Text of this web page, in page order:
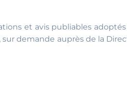
et avis publiables
demande auprès de la